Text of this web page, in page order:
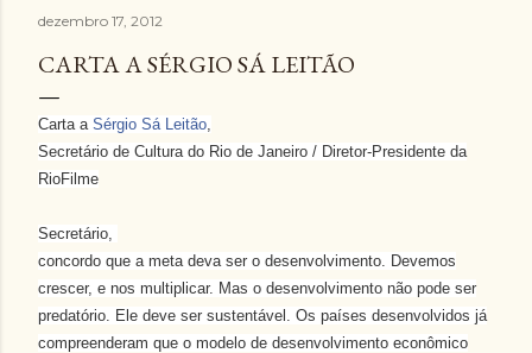
dezembro 17, 2012
CARTA A SÉRGIO SÁ LEITÃO
Carta a Sérgio Sá Leitão,
Secretário de Cultura do Rio de Janeiro / Diretor-Presidente da
RioFilme
Secretário,
concordo que a meta deva ser o desenvolvimento. Devemos
crescer, e nos multiplicar. Mas o desenvolvimento não pode ser
predatório. Ele deve ser sustentável. Os países desenvolvidos já
compreenderam que o modelo de desenvolvimento econômico